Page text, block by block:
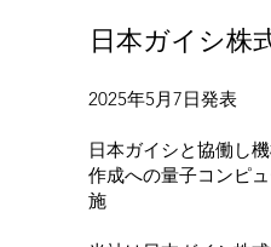
日本ガイシ株
2025年5月7日発表
日本ガイシと協働し
作成への量子コンピ
施